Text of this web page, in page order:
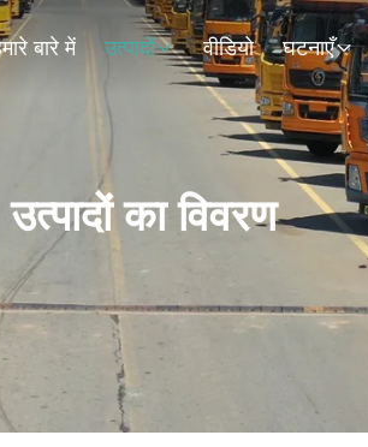
बारे में उत्पादों वीडियो घटनाएँ
उत्पादों का विवरण